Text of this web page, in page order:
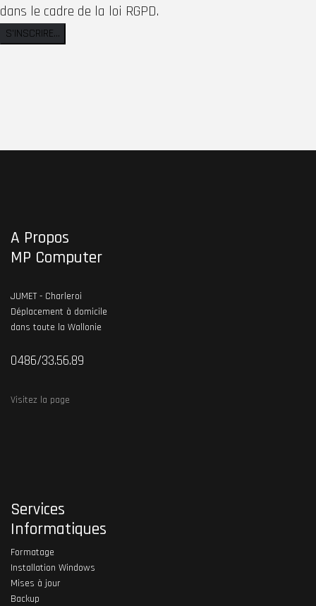
dans le cadre de la loi RGPD.
S'INSCRIRE...
A Propos
MP Computer
JUMET - Charleroi
Déplacement à domicile
dans toute la Wallonie
0486/33.56.89
Visitez la page
Services
Informatiques
Formatage
Installation Windows
Mises à jour
Backup